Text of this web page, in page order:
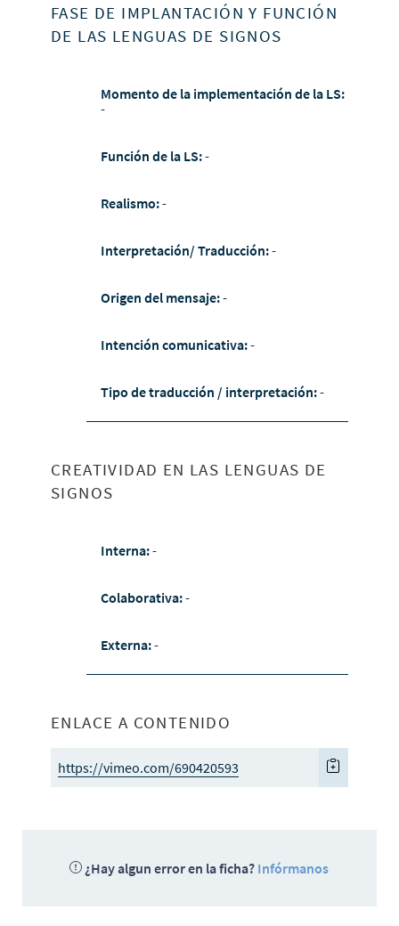
FASE DE IMPLANTACIÓN Y FUNCIÓN
DE LAS LENGUAS DE SIGNOS
Momento de la implementación de la LS:
-
Función de la LS:-
Realismo:-
Interpretación/ Traducción:-
Origen del mensaje:-
Intención comunicativa:-
Tipo de traducción / interpretación:-
CREATIVIDAD EN LAS LENGUAS DE
SIGNOS
Interna:-
Colaborativa:-
Externa:-
ENLACE A CONTENIDO
https://vimeo.com/690420593
¿Hay algun error en la ficha? Infórmanos